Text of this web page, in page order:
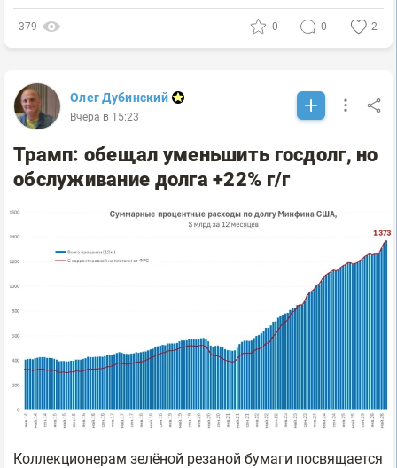
379 0 0 2
Олег Дубинский
Вчера в 15:23
Трамп: обещал уменьшить госдолг, но
обслуживание долга +22% г/г
Коллекционерам зелёной резаной бумаги посвящается